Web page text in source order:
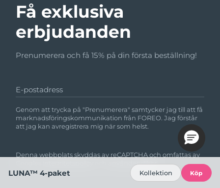
Få exklusiva
erbjudanden
Prenumerera och få 15% på din första beställning!
E-postadress
Genom att trycka på "Prenumerera" samtycker jag till att få
marknadsföringskommunikation från FOREO. Jag förstår
att jag kan avregistrera mig när som helst.
Denna webbplats skyddas av reCAPTCHA och omfattas av
användarvillkor.
LUNA™ 4-paket Kollektion Köp